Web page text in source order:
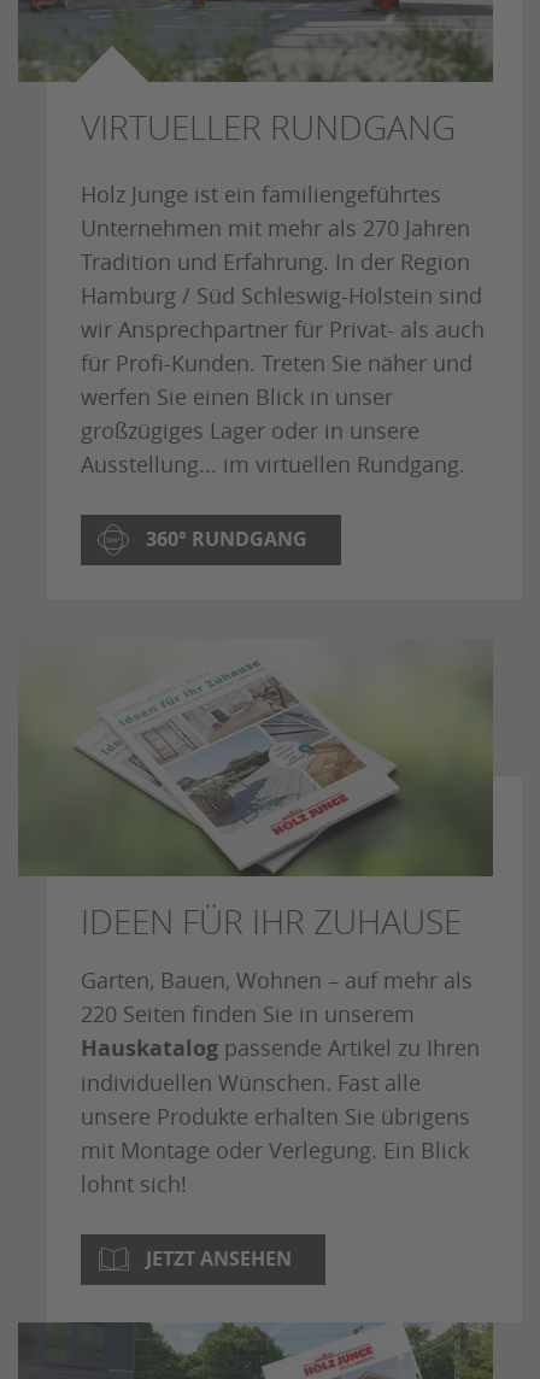
VIRTUELLER RUNDGANG
Holz Junge ist ein familiengeführtes
Unternehmen mit mehr als 270 Jahren
Tradition und Erfahrung. In der Region
Hamburg / Süd Schleswig-Holstein sind
wir Ansprechpartner für Privat- als auch
für Profi-Kunden. Treten Sie näher und
werfen Sie einen Blick in unser
großzügiges Lager oder in unsere
Ausstellung... im virtuellen Rundgang.
360° RUNDGANG
IDEEN FÜR IHR ZUHAUSE
Garten, Bauen, Wohnen – auf mehr als
220 Seiten finden Sie in unserem
Hauskatalog passende Artikel zu Ihren
individuellen Wünschen. Fast alle
unsere Produkte erhalten Sie übrigens
mit Montage oder Verlegung. Ein Blick
lohnt sich!
JETZT ANSEHEN